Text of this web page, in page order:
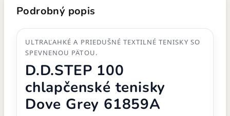
Podrobný popis
ULTRAĽAHKÉ A PRIEDUŠNÉ TEXTILNÉ TENISKY SO
SPEVNENOU PÄTOU.
D.D.STEP 100
chlapčenské tenisky
Dove Grey 61859A